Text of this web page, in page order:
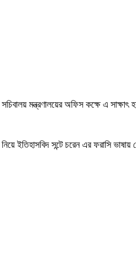
মন্ত্রণালয়ের অফিস কক্ষে এ সাক্ষাৎ
ইতিহাসবিদ সন্টে চরেন এর ফরাসি